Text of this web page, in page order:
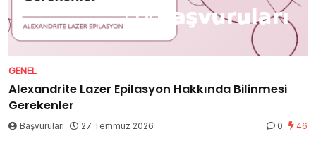
GENEL
Alexandrite Lazer Epilasyon Hakkında Bilinmesi
Gerekenler
Başvuruları 27 Temmuz 2026 0 46